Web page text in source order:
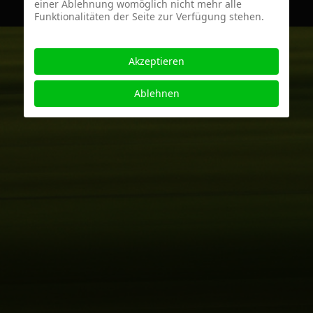
einer Ablehnung womöglich nicht mehr alle
Funktionalitäten der Seite zur Verfügung stehen.
Akzeptieren
Ablehnen